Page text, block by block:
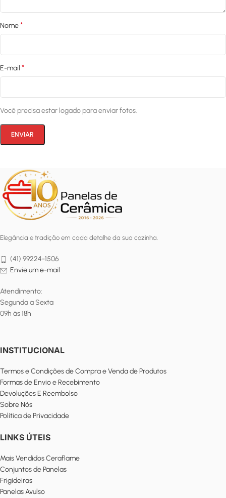
Nome*
E-mail *
Você precisa estar logado para enviar fotos.
Elegância e tradição em cada detalhe da sua cozinha.
(41) 99224-1506
Envie um e-mail
Atendimento:
Segunda a Sexta
09h às 18h
INSTITUCIONAL
Termos e Condições de Compra e Venda de Produtos
Formas de Envio e Recebimento
Devoluções E Reembolso
Sobre Nós
Política de Privacidade
LINKS ÚTEIS
Mais Vendidos Ceraflame
Conjuntos de Panelas
Frigideiras
Panelas Avulso